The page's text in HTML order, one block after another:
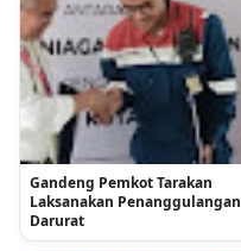
Gandeng Pemkot Tarakan
Laksanakan Penanggulangan
Darurat